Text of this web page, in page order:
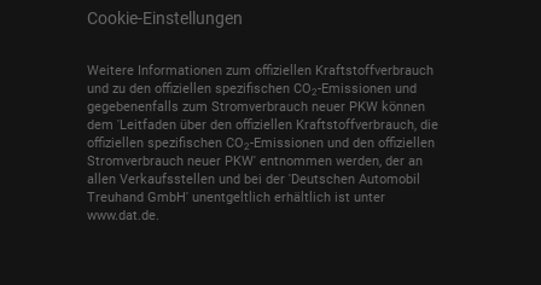
Cookie-Einstellungen
Weitere Informationen zum offiziellen Kraftstoffverbrauch
und zu den offiziellen spezifischen CO2-Emissionen und
gegebenenfalls zum Stromverbrauch neuer PKW können
dem 'Leitfaden über den offiziellen Kraftstoffverbrauch, die
offiziellen spezifischen CO2-Emissionen und den offiziellen
Stromverbrauch neuer PKW' entnommen werden, der an
allen Verkaufsstellen und bei der 'Deutschen Automobil
Treuhand GmbH' unentgeltlich erhältlich ist unter
www.dat.de.